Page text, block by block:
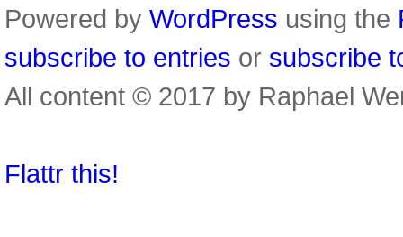
Powered by WordPress using the
subscribe to entries or subscribe
All content © 2017 by Raphael
Flattr this!